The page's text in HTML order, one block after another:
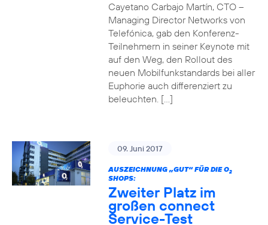
Cayetano Carbajo Martín, CTO –
Managing Director Networks von
Telefónica, gab den Konferenz-
Teilnehmern in seiner Keynote mit
auf den Weg, den Rollout des
neuen Mobilfunkstandards bei aller
Euphorie auch differenziert zu
beleuchten. […]
09. Juni 2017
AUSZEICHNUNG „GUT“ FÜR DIE O2
SHOPS:
Zweiter Platz im
großen connect
Service-Test